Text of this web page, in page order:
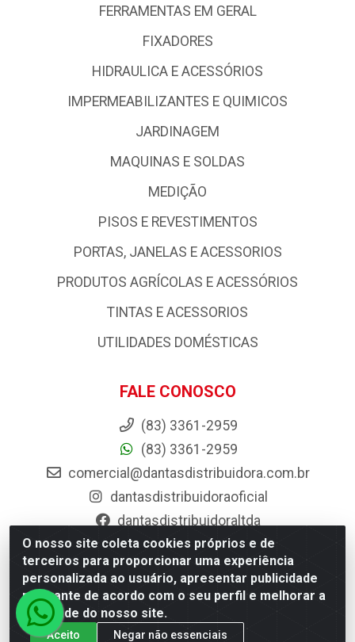
O nosso site coleta cookies próprios e de
terceiros para proporcionar uma experiência
personalizada ao usuário, apresentar publicidade
relevante de acordo com o seu perfil e melhorar a
qualidade do nosso site.
Aceito Negar não essenciais
FERRAMENTAS EM GERAL
FIXADORES
HIDRAULICA E ACESSÓRIOS
IMPERMEABILIZANTES E QUIMICOS
JARDINAGEM
MAQUINAS E SOLDAS
MEDIÇÃO
PISOS E REVESTIMENTOS
PORTAS, JANELAS E ACESSORIOS
PRODUTOS AGRÍCOLAS E ACESSÓRIOS
TINTAS E ACESSORIOS
UTILIDADES DOMÉSTICAS
FALE CONOSCO
(83) 3361-2959
(83) 3361-2959
comercial@dantasdistribuidora.com.br
dantasdistribuidoraoficial
dantasdistribuidoraltda
BAIXE JÁ O APP DA DANTAS